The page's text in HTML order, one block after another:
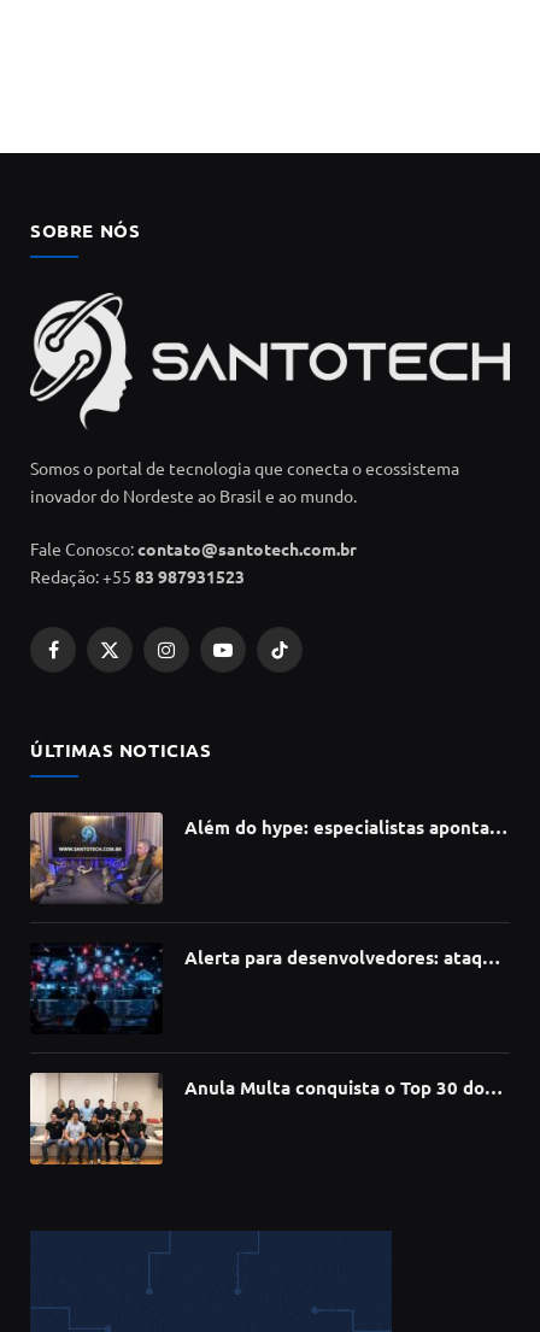
SOBRE NÓS
Somos o portal de tecnologia que conecta o ecossistema
inovador do Nordeste ao Brasil e ao mundo.
Fale Conosco:contato@santotech.com.br
Redação: +55 83 987931523
Facebook
X
InstagramYouTubeTikTok
ÚLTIMAS NOTICIAS
Além do hype: especialistas apontam
Alerta para desenvolvedores: ataque
Anula Multa conquista o Top 30 do